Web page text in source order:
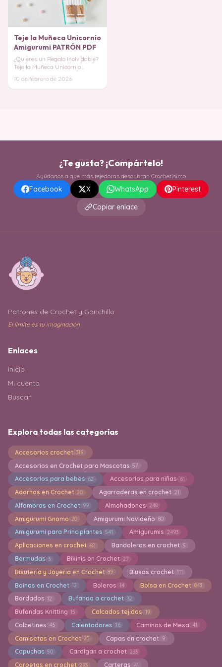
Teje la Muñeca Unicornio
Amigurumi PATRÓN PDF
¿Quieres un Regalo Inolvidable?
Teje la Muñeca Unicornio
combina la ternu
10 de febrero de 2026
¿Te gusta? ¡Compártelo!
Ayúdanos a que más tejedoras descubran Crochetísimo
Facebook X WhatsApp
Pinterest
Copiar enlace
Patrones de Crochet y Ganchillo
El límite es tu imaginación
Enlaces
Inicio
Mi cuenta
Buscar
Explora todas las categorías
Accesorios crochet 319
Accesorios en Crochet para Mascotas 57
Accesorios para bebes 62 Accesorios para niñas 61
Adornos en Crochet 20 Agarraderas en crochet 21
Alfombras en Crochet 99 Almohadones 248
Amigurumi Gnomo 20 Amigurumi Navideño 80
Amigurumi para Principiantes 541 Amigurumis 2493
Aplicaciones en crochet 60 Bandoleras en crochet 5
Bermudas 3 Bikinis en Crochet 27
Bisuteria y Joyeria en Crochet 89 Blusas crochet 111
Boinas en Crochet 12 Boleros 14 Bolsa en Crochet 843
Bordados 12 Bufanda a crochet 32
Bufandas Knitting 15 Calcados tejidos 19
Calcetines 46 Calentadores 16 Caminos de Mesa 41
Camisetas en Crochet 25 Capas en crochet 9
Capuchas 50 Cardigan a crochet 233
Carpetas en crochet 293 Carteras 41